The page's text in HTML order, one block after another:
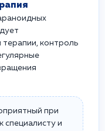
контроль
при
специалисту и